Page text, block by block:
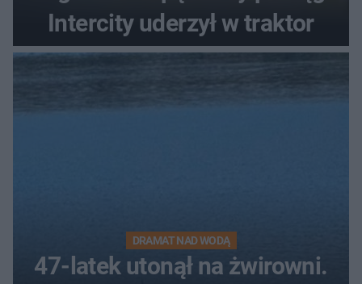
Intercity uderzył w traktor
DRAMAT NAD WODĄ
47-latek utonął na żwirowni.